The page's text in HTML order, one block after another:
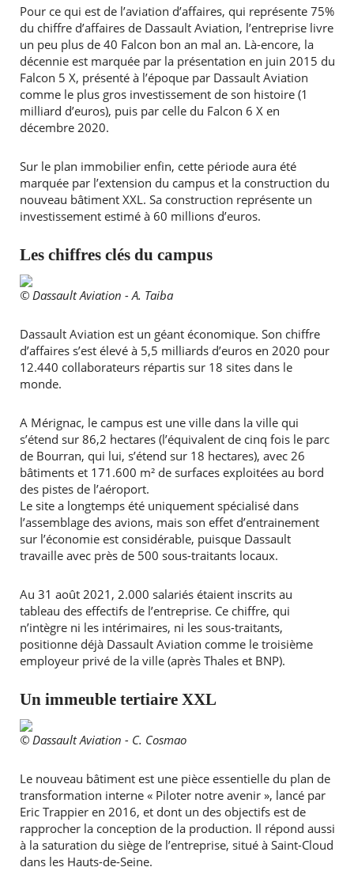
Pour ce qui est de l’aviation d’affaires, qui représente 75%
du chiffre d’affaires de Dassault Aviation, l’entreprise livre
un peu plus de 40 Falcon bon an mal an. Là-encore, la
décennie est marquée par la présentation en juin 2015 du
Falcon 5 X, présenté à l’époque par Dassault Aviation
comme le plus gros investissement de son histoire (1
milliard d’euros), puis par celle du Falcon 6 X en
décembre 2020.
Sur le plan immobilier enfin, cette période aura été
marquée par l’extension du campus et la construction du
nouveau bâtiment XXL. Sa construction représente un
investissement estimé à 60 millions d’euros.
Les chiffres clés du campus
© Dassault Aviation - A. Taiba
Dassault Aviation est un géant économique. Son chiffre
d’affaires s’est élevé à 5,5 milliards d’euros en 2020 pour
12.440 collaborateurs répartis sur 18 sites dans le
monde.
A Mérignac, le campus est une ville dans la ville qui
s’étend sur 86,2 hectares (l’équivalent de cinq fois le parc
de Bourran, qui lui, s’étend sur 18 hectares), avec 26
bâtiments et 171.600 m² de surfaces exploitées au bord
des pistes de l’aéroport.
Le site a longtemps été uniquement spécialisé dans
l’assemblage des avions, mais son effet d’entrainement
sur l’économie est considérable, puisque Dassault
travaille avec près de 500 sous-traitants locaux.
Au 31 août 2021, 2.000 salariés étaient inscrits au
tableau des effectifs de l’entreprise. Ce chiffre, qui
n’intègre ni les intérimaires, ni les sous-traitants,
positionne déjà Dassault Aviation comme le troisième
employeur privé de la ville (après Thales et BNP).
Un immeuble tertiaire XXL
© Dassault Aviation - C. Cosmao
Le nouveau bâtiment est une pièce essentielle du plan de
transformation interne « Piloter notre avenir », lancé par
Eric Trappier en 2016, et dont un des objectifs est de
rapprocher la conception de la production. Il répond aussi
à la saturation du siège de l’entreprise, situé à Saint-Cloud
dans les Hauts-de-Seine.